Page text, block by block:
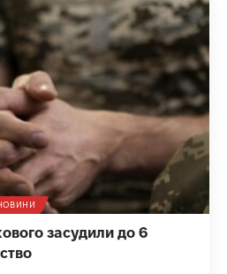
засудили до 6